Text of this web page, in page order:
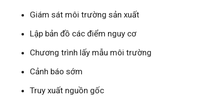
Giám sát môi trường sản xuất
Lập bản đồ các điểm nguy cơ
Chương trình lấy mẫu môi trường
Cảnh báo sớm
Truy xuất nguồn gốc